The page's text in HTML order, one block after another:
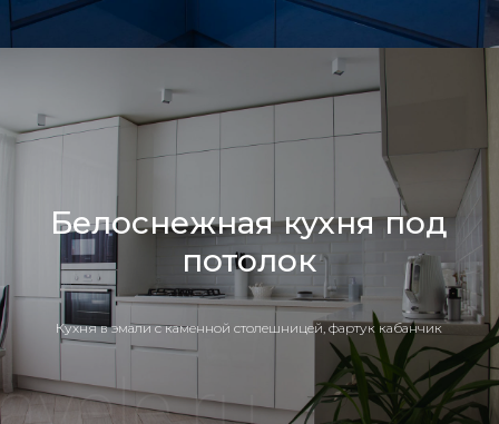
Белоснежная кухня под
потолок
Кухня в эмали с каменной столешницей, фартук кабанчик